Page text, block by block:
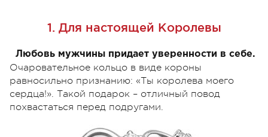
1. Для настоящей Королевы
Любовь мужчины придает уверенности в себе.
Очаровательное кольцо в виде короны
равносильно признанию: «Ты королева моего
сердца!». Такой подарок – отличный повод
похвастаться перед подругами.